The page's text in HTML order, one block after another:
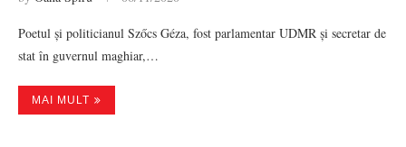
Poetul și politicianul Szőcs Géza, fost parlamentar UDMR și secretar de
stat în guvernul maghiar,…
MAI MULT